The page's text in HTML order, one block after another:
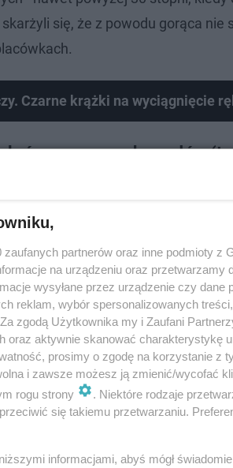
się, że z powodu gorąca nie
Czarne krążki na wyciągnięcie
z powodu upałów
września
zaufanych partnerów oraz inne podmioty z
na urządzeniu oraz przetwarzamy
wysyłane przez urządzenie czy dane
reklam, wybór spersonalizowanych
Za zgodą Użytkownika my i Zaufani
oraz aktywnie skanować charakterystykę
prosimy o zgodę na korzystanie z
i zawsze możesz ją zmienić/wycofać
rogu strony
. Niektóre rodzaje
się takiemu przetwarzaniu.
informacjami, abyś mógł